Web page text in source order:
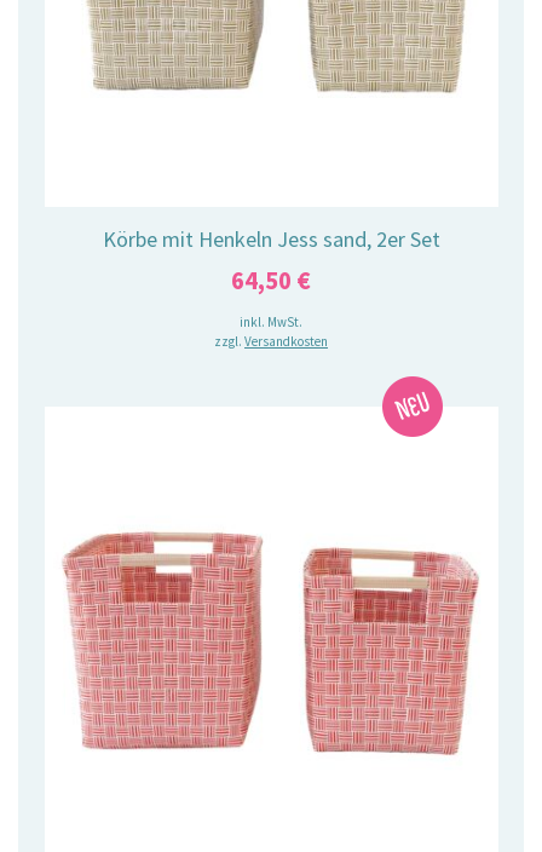
Körbe mit Henkeln Jess sand, 2er Set
64,50 €
inkl. MwSt.
zzgl. Versandkosten